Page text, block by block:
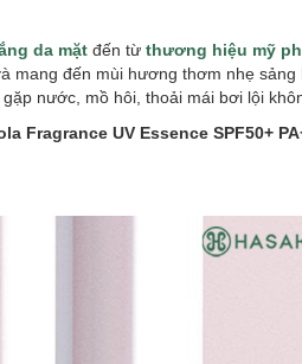
da mặt đến từ thương hiệu mỹ
mang đến mùi hương thơm nhẹ sảng
nước, mồ hôi, thoải mái bơi lội
Fragrance UV Essence SPF50+